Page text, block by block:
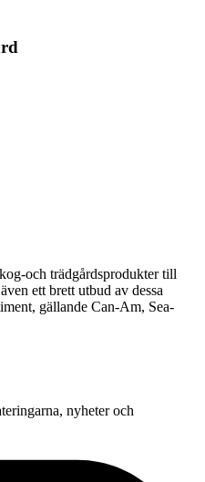
och trädgårdsprodukter till
ett brett utbud av dessa
gällande Can-Am, Sea-
nyheter och